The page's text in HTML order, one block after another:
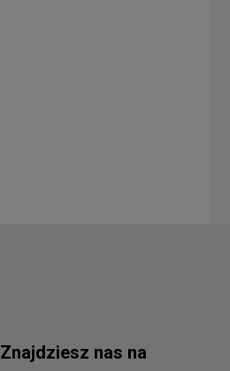
Znajdziesz nas na